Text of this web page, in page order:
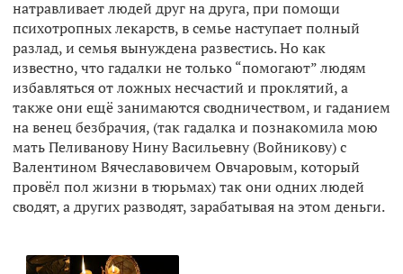
натравливает людей друг на друга, при помощи
психотропных лекарств, в семье наступает полный
разлад, и семья вынуждена развестись. Но как
известно, что гадалки не только “помогают” людям
избавляться от ложных несчастий и проклятий, а
также они ещё занимаются сводничеством, и гаданием
на венец безбрачия, (так гадалка и познакомила мою
мать Пеливанову Нину Васильевну (Войникову) с
Валентином Вячеславовичем Овчаровым, который
провёл пол жизни в тюрьмах) так они одних людей
сводят, а других разводят, зарабатывая на этом деньги.